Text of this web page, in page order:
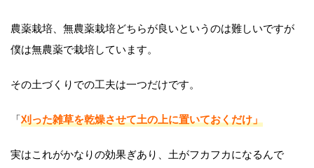
農薬栽培、無農薬栽培どちらが良いというのは難しいですが
僕は無農薬で栽培しています。
その土づくりでの工夫は一つだけです。
「刈った雑草を乾燥させて土の上に置いておくだけ」
実はこれがかなりの効果ぎあり、土がフカフカになるんで